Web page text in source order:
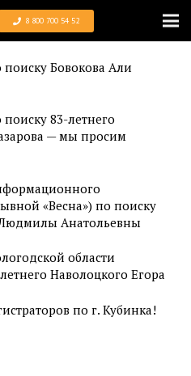
8 800 700 54 52
Бовокова Али
83-летнего
— мы просим
«Весна») по поиску
Анатольевны
области
Наволоцкого Егора
по г. Кубинка!